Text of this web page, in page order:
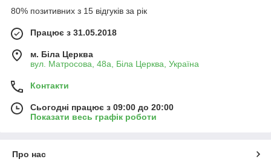
80% позитивних з 15 відгуків за рік
Працює з 31.05.2018
м. Біла Церква
вул. Матросова, 48а, Біла Церква, Україна
Контакти
Сьогодні працює з 09:00 до 20:00
Показати весь графік роботи
Про нас